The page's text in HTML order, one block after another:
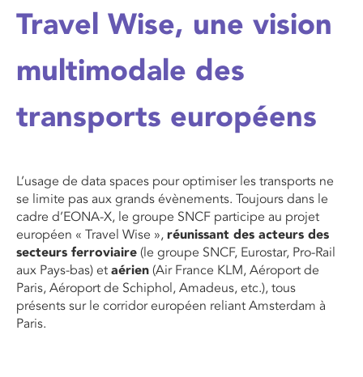
Travel Wise, une vision
multimodale des
transports européens
L’usage de data spaces pour optimiser les transports ne
se limite pas aux grands évènements. Toujours dans le
cadre d’EONA-X, le groupe SNCF participe au projet
européen « Travel Wise », réunissant des acteurs des
secteurs ferroviaire (le groupe SNCF, Eurostar, Pro-Rail
aux Pays-bas) et aérien (Air France KLM, Aéroport de
Paris, Aéroport de Schiphol, Amadeus, etc.), tous
présents sur le corridor européen reliant Amsterdam à
Paris.